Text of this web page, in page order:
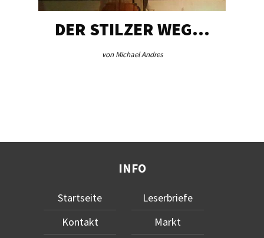
DER STILZER WEG…
von Michael Andres
INFO
Startseite
Kontakt
Leserbriefe
Markt